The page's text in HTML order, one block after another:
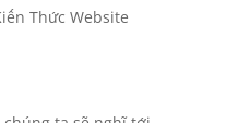
Thức Website